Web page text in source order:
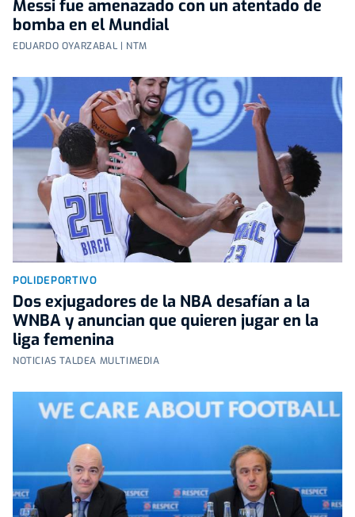
Messi fue amenazado con un atentado de
bomba en el Mundial
EDUARDO OYARZABAL | NTM
POLIDEPORTIVO
Dos exjugadores de la NBA desafían a la
WNBA y anuncian que quieren jugar en la
liga femenina
NOTICIAS TALDEA MULTIMEDIA